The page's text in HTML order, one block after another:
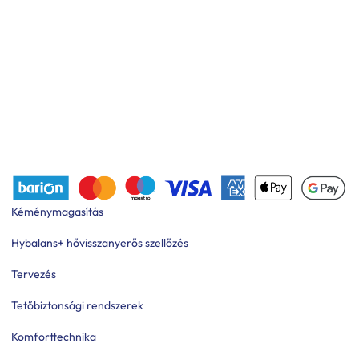
Kéménymagasítás
Hybalans+ hővisszanyerős szellőzés
Tervezés
Tetőbiztonsági rendszerek
Komforttechnika